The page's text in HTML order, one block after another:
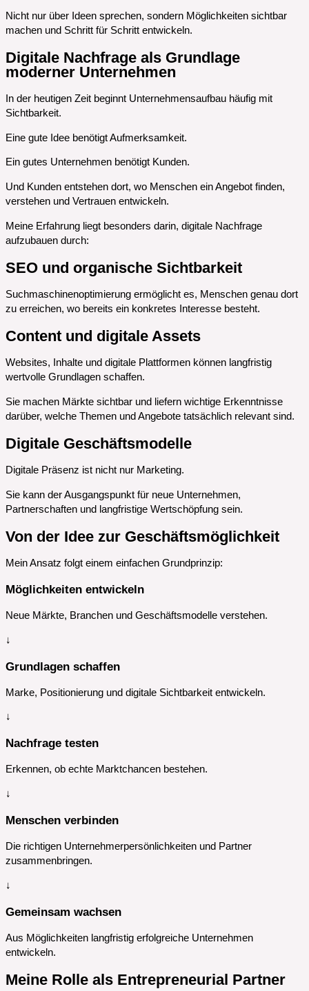
Nicht nur über Ideen sprechen, sondern Möglichkeiten sichtbar
machen und Schritt für Schritt entwickeln.
Digitale Nachfrage als Grundlage
moderner Unternehmen
In der heutigen Zeit beginnt Unternehmensaufbau häufig mit
Sichtbarkeit.
Eine gute Idee benötigt Aufmerksamkeit.
Ein gutes Unternehmen benötigt Kunden.
Und Kunden entstehen dort, wo Menschen ein Angebot finden,
verstehen und Vertrauen entwickeln.
Meine Erfahrung liegt besonders darin, digitale Nachfrage
aufzubauen durch:
SEO und organische Sichtbarkeit
Suchmaschinenoptimierung ermöglicht es, Menschen genau dort
zu erreichen, wo bereits ein konkretes Interesse besteht.
Content und digitale Assets
Websites, Inhalte und digitale Plattformen können langfristig
wertvolle Grundlagen schaffen.
Sie machen Märkte sichtbar und liefern wichtige Erkenntnisse
darüber, welche Themen und Angebote tatsächlich relevant sind.
Digitale Geschäftsmodelle
Digitale Präsenz ist nicht nur Marketing.
Sie kann der Ausgangspunkt für neue Unternehmen,
Partnerschaften und langfristige Wertschöpfung sein.
Von der Idee zur Geschäftsmöglichkeit
Mein Ansatz folgt einem einfachen Grundprinzip:
Möglichkeiten entwickeln
Neue Märkte, Branchen und Geschäftsmodelle verstehen.
↓
Grundlagen schaffen
Marke, Positionierung und digitale Sichtbarkeit entwickeln.
↓
Nachfrage testen
Erkennen, ob echte Marktchancen bestehen.
↓
Menschen verbinden
Die richtigen Unternehmerpersönlichkeiten und Partner
zusammenbringen.
↓
Gemeinsam wachsen
Aus Möglichkeiten langfristig erfolgreiche Unternehmen
entwickeln.
Meine Rolle als Entrepreneurial Partner